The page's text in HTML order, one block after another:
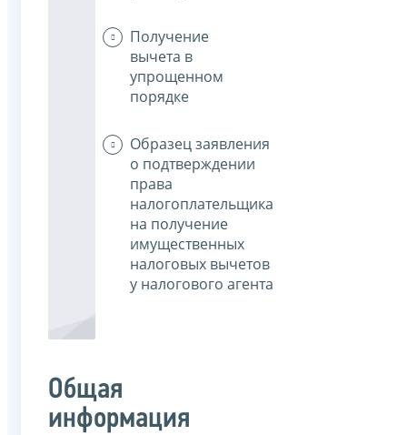
Получение
вычета в
упрощенном
порядке
Образец заявления
о подтверждении
права
налогоплательщика
на получение
имущественных
налоговых вычетов
у налогового агента
Общая
информация